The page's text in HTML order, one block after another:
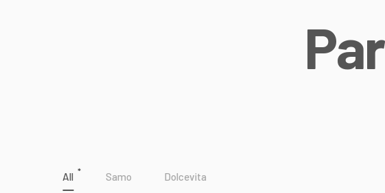
Par
All * Samo Dolcevita